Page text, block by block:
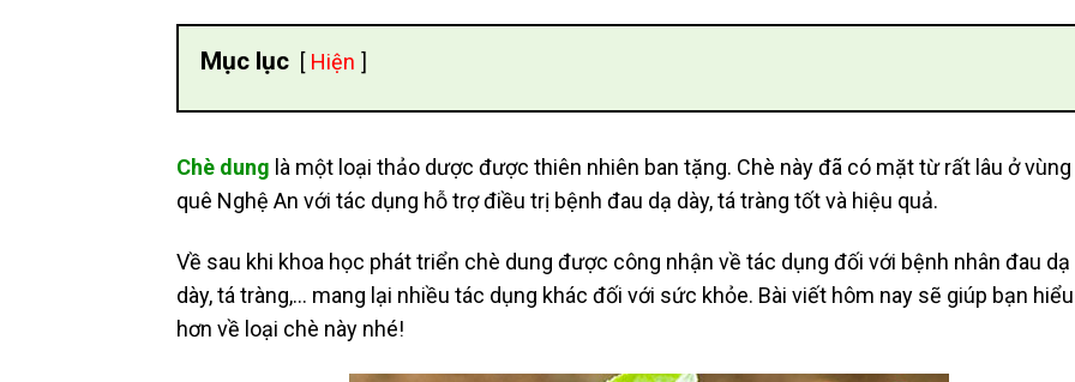
Mục lục Hiện
Chè dung là một loại thảo dược được thiên nhiên ban tặng. Chè này đã có mặt từ rất lâu ở vùng
quê Nghệ An với tác dụng hỗ trợ điều trị bệnh đau dạ dày, tá tràng tốt và hiệu quả.
Về sau khi khoa học phát triển chè dung được công nhận về tác dụng đối với bệnh nhân đau dạ
dày, tá tràng,… mang lại nhiều tác dụng khác đối với sức khỏe. Bài viết hôm nay sẽ giúp bạn
hơn về loại chè này nhé!